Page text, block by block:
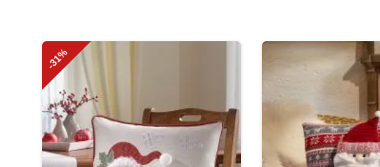
Produktgalerie überspringen
-31%